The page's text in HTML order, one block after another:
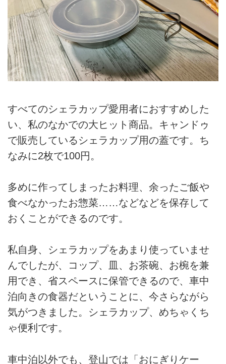
すべてのシェラカップ愛用者におすすめした
い、私のなかでの大ヒット商品。キャンドゥ
で販売しているシェラカップ用の蓋です。ち
なみに2枚で100円。
多めに作ってしまったお料理、余ったご飯や
食べなかったお惣菜……などなどを保存して
おくことができるのです。
私自身、シェラカップをあまり使っていませ
んでしたが、コップ、皿、お茶碗、お椀を兼
用でき、省スペースに保管できるので、車中
泊向きの食器だということに、今さらながら
気がつきました。シェラカップ、めちゃくち
ゃ便利です。
車中泊以外でも、登山では「おにぎりケー